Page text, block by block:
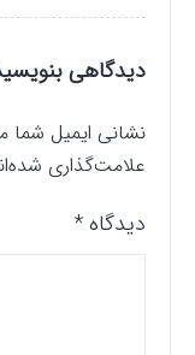
دیدگاهی بنویسید
نشانی ایمیل شما
علامت‌گذاری شده‌اند
دیدگاه*